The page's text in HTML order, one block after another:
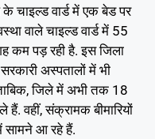
चाइल्ड वार्ड में एक बेड पर
वाले चाइल्ड वार्ड में 55
कम पड़ रही है. इस जिला
अस्पतालों में भी
जिले में अभी तक 18
वहीं, संक्रामक बीमारियों
सामने आ रहे हैं.